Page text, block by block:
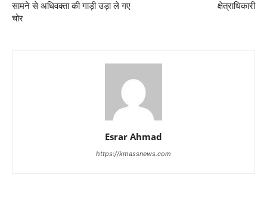
सामने से अधिवक्ता की गाड़ी उड़ा ले गए
चोर
क्षेत्राधिकारी
Esrar Ahmad
https://kmassnews.com